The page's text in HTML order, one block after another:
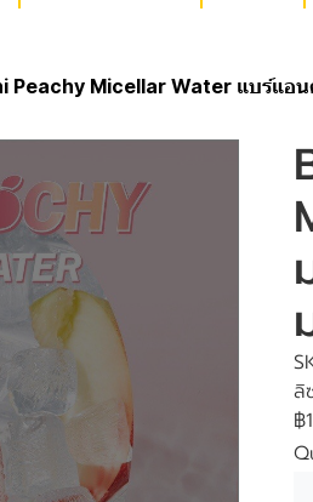
Peachy Micellar Water แบร์แอ
ลิ
฿